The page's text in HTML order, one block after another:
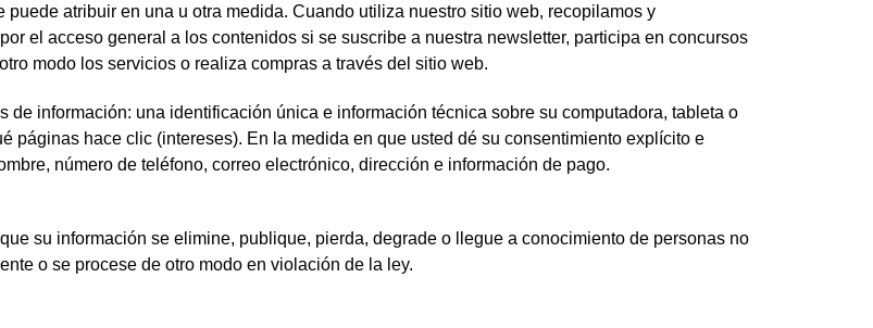
atribuir en una u otra medida. Cuando utiliza nuestro sitio web, recopilamos y
el acceso general a los contenidos si se suscribe a nuestra newsletter, participa en concursos
modo los servicios o realiza compras a través del sitio web.
información: una identificación única e información técnica sobre su computadora, tableta o
páginas hace clic (intereses). En la medida en que usted dé su consentimiento explícito e
número de teléfono, correo electrónico, dirección e información de pago.
su información se elimine, publique, pierda, degrade o llegue a conocimiento de personas no
o se procese de otro modo en violación de la ley.